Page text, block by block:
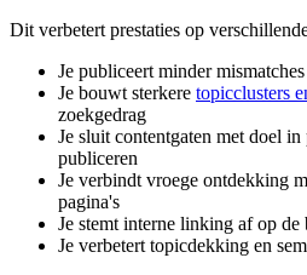
Dit verbetert prestaties op
Je publiceert minder mismatches
Je bouwt sterkere topicclusters
zoekgedrag
Je sluit contentgaten met doel
publiceren
Je verbindt vroege ontdekking
pagina's
Je stemt interne linking af op
Je verbetert topicdekking en